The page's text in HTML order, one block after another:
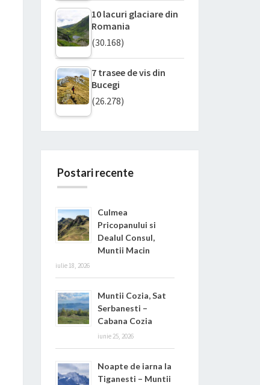
10 lacuri glaciare din
Romania
(30.168)
7 trasee de vis din
Bucegi
(26.278)
Postari recente
Culmea
Pricopanului si
Dealul Consul,
Muntii Macin
iulie 18, 2026
Muntii Cozia, Sat
Serbanesti –
Cabana Cozia
iunie 25, 2026
Noapte de iarna la
Tiganesti – Muntii